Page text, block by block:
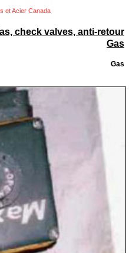
et Acier Canada
check valves, anti-retour
Gas
Gas